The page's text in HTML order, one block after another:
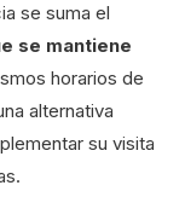
se suma el
se mantiene
horarios de
alternativa
su visita